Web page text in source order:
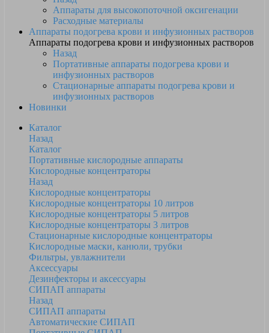
Аппараты для высокопоточной оксигенации
Расходные материалы
Аппараты подогрева крови и инфузионных растворов
Аппараты подогрева крови и инфузионных растворов
Назад
Портативные аппараты подогрева крови и
инфузионных растворов
Стационарные аппараты подогрева крови и
инфузионных растворов
Новинки
Каталог
Назад
Каталог
Портативные кислородные аппараты
Кислородные концентраторы
Назад
Кислородные концентраторы
Кислородные концентраторы 10 литров
Кислородные концентраторы 5 литров
Кислородные концентраторы 3 литров
Стационарные кислородные концентраторы
Кислородные маски, канюли, трубки
Фильтры, увлажнители
Аксессуары
Дезинфекторы и аксессуары
СИПАП аппараты
Назад
СИПАП аппараты
Автоматические СИПАП